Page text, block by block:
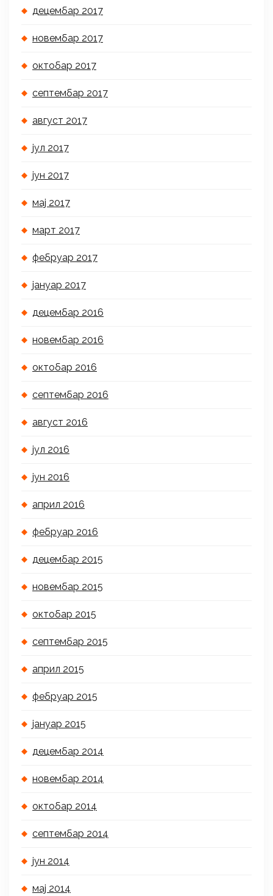
децембар 2017
новембар 2017
октобар 2017
септембар 2017
август 2017
јул 2017
јун 2017
мај 2017
март 2017
фебруар 2017
јануар 2017
децембар 2016
новембар 2016
октобар 2016
септембар 2016
август 2016
јул 2016
јун 2016
април 2016
фебруар 2016
децембар 2015
новембар 2015
октобар 2015
септембар 2015
април 2015
фебруар 2015
јануар 2015
децембар 2014
новембар 2014
октобар 2014
септембар 2014
јун 2014
мај 2014